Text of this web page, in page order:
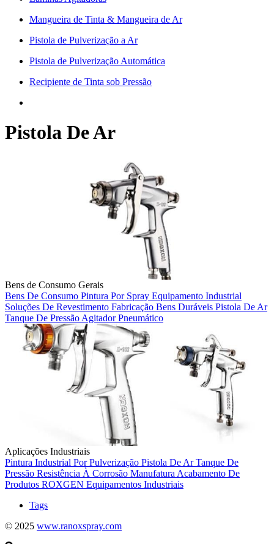
Mangueira de Tinta & Mangueira de Ar
Pistola de Pulverização a Ar
Pistola de Pulverização Automática
Recipiente de Tinta sob Pressão
Pistola De Ar
Bens de Consumo Gerais
Bens De Consumo Pintura Por Spray Equipamento Industrial
Soluções De Revestimento Fabricação Bens Duráveis Pistola De Ar
Tanque De Pressão Agitador Pneumático
Aplicações Industriais
Pintura Industrial Por Pulverização Pistola De ArTanque De
Pressão Resistência À Corrosão Manufatura Acabamento De
Produtos ROXGEN Equipamentos Industriais
Tags
© 2025 www.ranoxspray.com